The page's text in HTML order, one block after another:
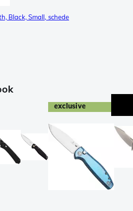
Black, Small, schede
exclusive